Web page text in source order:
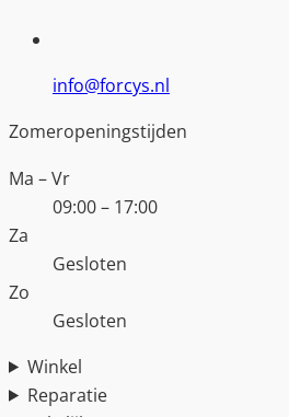
info@forcys.nl
Zomeropeningstijden
Ma – Vr
09:00 – 17:00
Za
Gesloten
Zo
Gesloten
Winkel
Reparatie